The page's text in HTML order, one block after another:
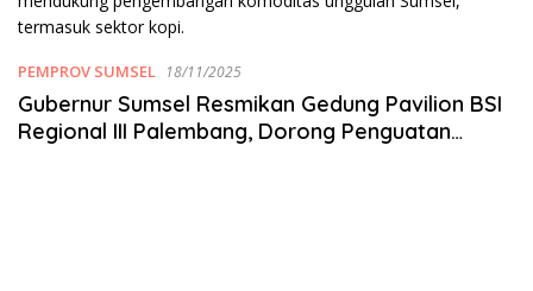
PEMPROV SUMSEL 18/11/2025
Gubernur Sumsel Resmikan Gedung Pavilion BSI
Regional III Palembang, Dorong Penguatan